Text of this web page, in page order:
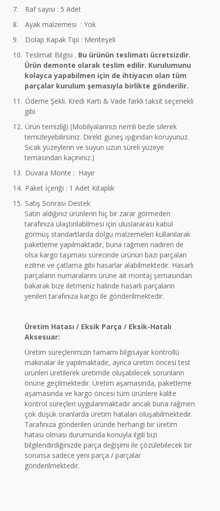
7.
Raf sayısı : 5 Adet
8.
Ayak malzemesi : Yok
9.
Dolap Kapak Tipi : Menteşeli
10. Teslimat Bilgisi . Bu ürünün teslimatı ücretsizdir.
Ürün demonte olarak teslim edilir. Kurulumunu
kolayca yapabilmen için de ihtiyacın olan tüm
parçalar kurulum şemasıyla birlikte gönderilir.
11. Ödeme Şekli. Kredi Kartı & Vade farklı taksit seçenekli
gibi
12. Ürün temizliği (Mobilyalarınızı nemli bezle silerek
temizleyebilirsiniz. Direkt güneş ışığından koruyunuz.
Sıcak yüzeylerin ve suyun uzun süreli yüzeye
temasından kaçınınız.)
13. Duvara Monte : Hayır
14. Paket İçeriği : 1 Adet Kitaplık
15. Satış Sonrası Destek
Satın aldığınız ürünlerin hiç bir zarar görmeden
tarafınıza ulaştırılabilmesi için uluslararası kabul
görmüş standartlarda dolgu malzemeleri kullanılarak
paketleme yapılmaktadır, buna rağmen nadiren de
olsa kargo taşıması sürecinde ürünün bazı parçaları
ezilme ve çatlama gibi hasarlar alabilmektedir. Hasarlı
parçaların numaralarını ürüne ait montaj şemasından
bakarak bize iletmeniz halinde hasarlı parçaların
yenileri tarafınıza kargo ile gönderilmektedir.
Üretim Hatası / Eksik Parça / Eksik-Hatalı
Aksesuar:
Üretim süreçlerimizin tamamı bilgisayar kontrollü
makinalar ile yapılmaktadır, ayrıca üretim öncesi test
ürünleri üretilerek üretimde oluşabilecek sorunların
önüne geçilmektedir. Üretim aşamasında, paketleme
aşamasında ve kargo öncesi tüm ürünlere kalite
kontrol süreçleri uygulanmaktadır ancak buna rağmen
çok düşük oranlarda üretim hataları oluşabilmektedir.
Tarafınıza gönderilen üründe herhangi bir üretim
hatası olması durumunda konuyla ilgili bizi
bilgilendirdiğinizde parça değişimi ile çözülebilecek bir
sorunsa sadece yeni parça / parçalar
gönderilmektedir.